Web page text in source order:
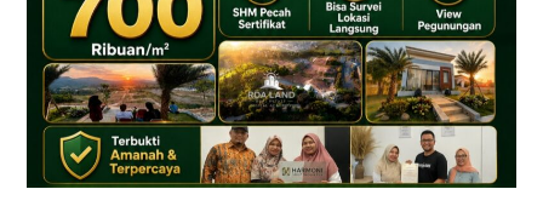
700
Ribuan
Puncak
Dekat